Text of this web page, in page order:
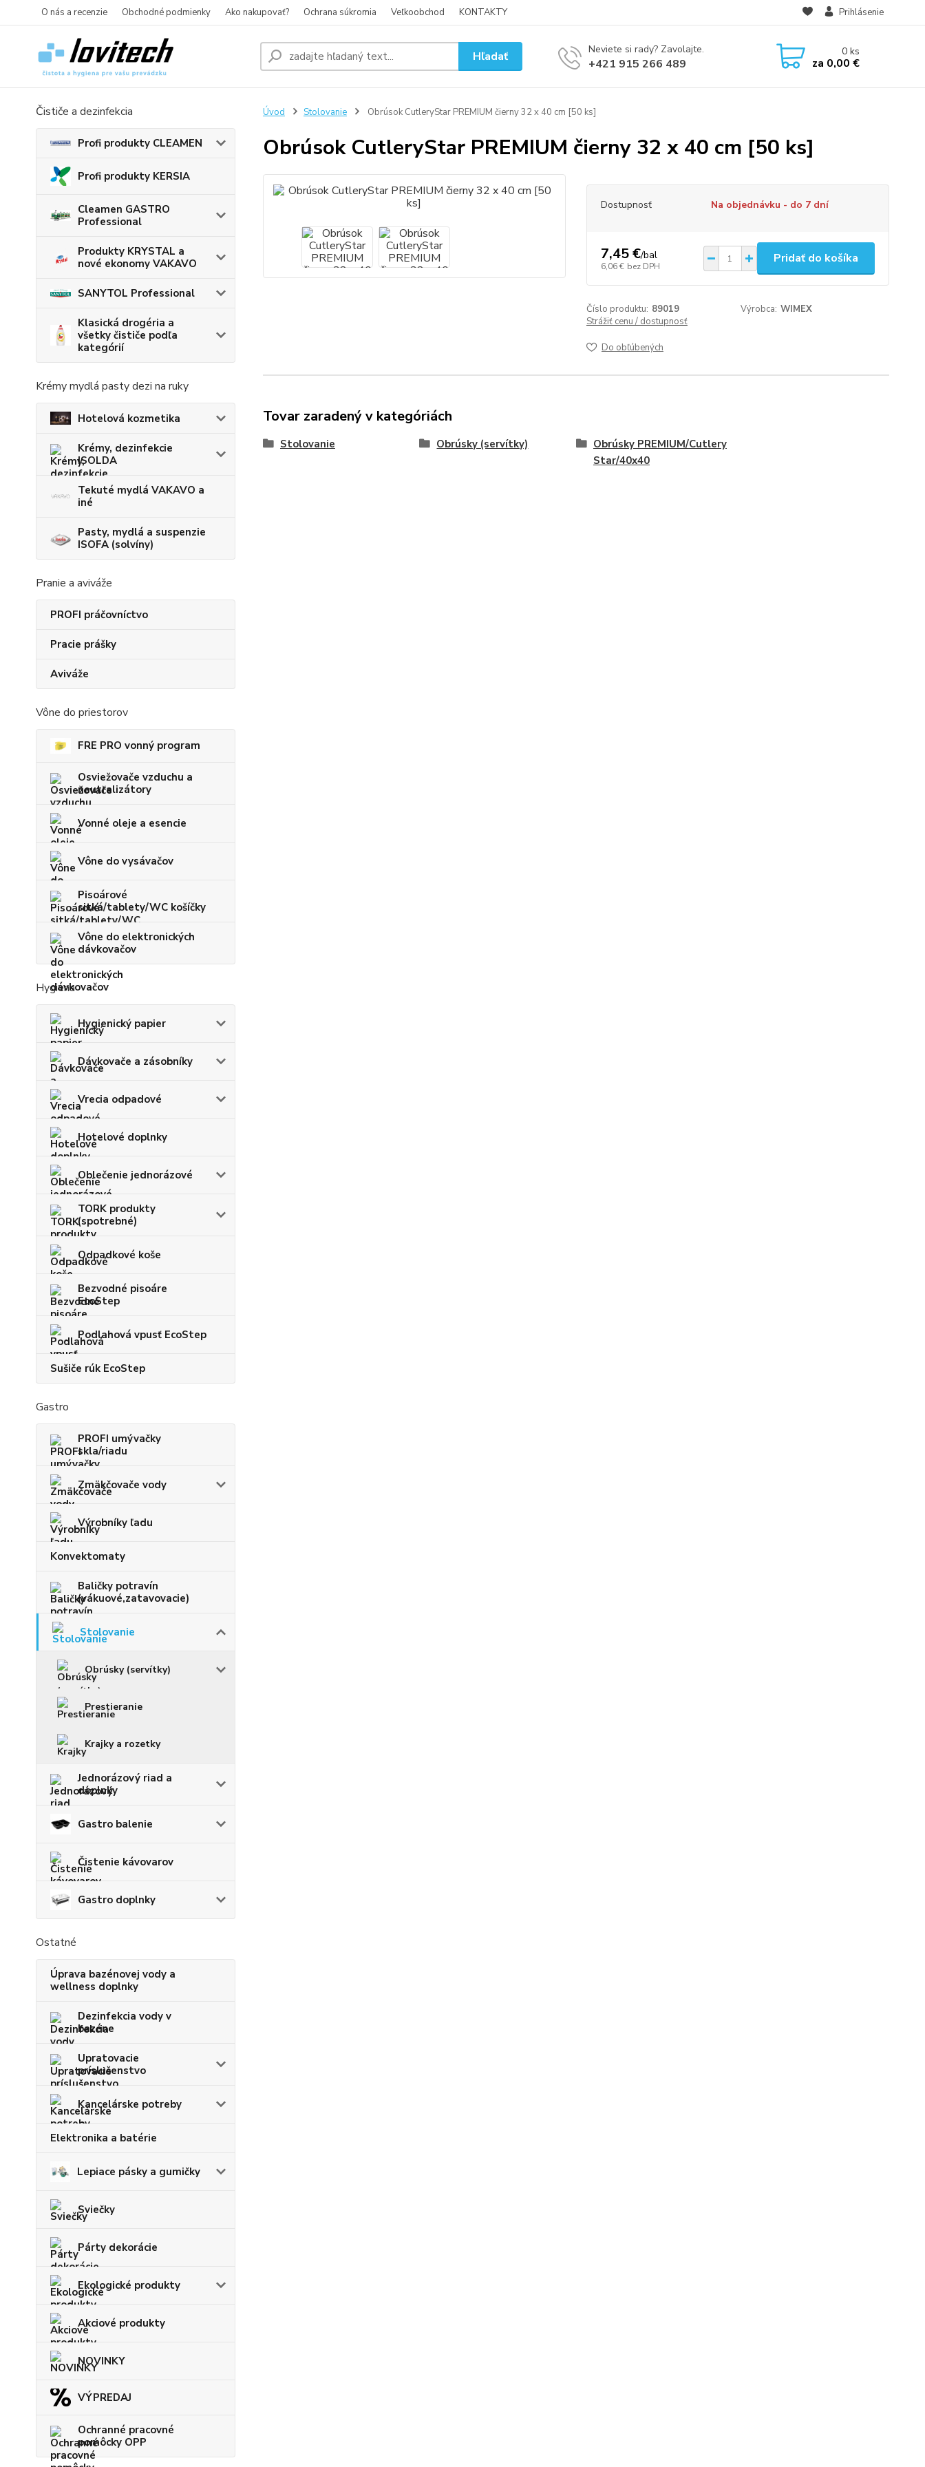
O nás a recenzie Obchodné podmienky Ako nakupovať? Ochrana súkromia Veľkoobchod KONTAKTY Prihlásenie
Hľadať Neviete si rady? Zavolajte.
+421 915 266 489
0ks
za 0,00 €
Čističe a dezinfekcia
Profi produkty CLEAMEN
Profi produkty KERSIA
Cleamen GASTRO
Professional
Produkty KRYSTAL a
nové ekonomy VAKAVO
SANYTOL Professional
Klasická drogéria a
všetky čističe podľa
kategórií
Krémy mydlá pasty dezi na ruky
Hotelová kozmetika
Krémy, dezinfekcie
ISOLDA
Tekuté mydlá VAKAVO a
iné
Pasty, mydlá a suspenzie
ISOFA (solvíny)
Pranie a aviváže
PROFI práčovníctvo
Pracie prášky
Aviváže
Vône do priestorov
FRE PRO vonný program
Osviežovače vzduchu a
neutralizátory
Vonné oleje a esencie
Vône do vysávačov
Pisoárové
sitká/tablety/WC košíčky
Vône do elektronických
dávkovačov
Hygiena
Hygienický papier
Dávkovače a zásobníky
Vrecia odpadové
Hotelové doplnky
Oblečenie jednorázové
TORK produkty
(spotrebné)
Odpadkové koše
Bezvodné pisoáre
EcoStep
Podlahová vpusť EcoStep
Sušiče rúk EcoStep
Gastro
PROFI umývačky
skla/riadu
Zmäkčovače vody
Výrobníky ľadu
Konvektomaty
Baličky potravín
(vákuové,zatavovacie)
Stolovanie
Obrúsky (servítky)
Prestieranie
Krajky a rozetky
Jednorázový riad a
doplnky
Gastro balenie
Čistenie kávovarov
Gastro doplnky
Ostatné
Úprava bazénovej vody a
wellness doplnky
Dezinfekcia vody v
bazéne
Upratovacie
príslušenstvo
Kancelárske potreby
Elektronika a batérie
Lepiace pásky a gumičky
Sviečky
Párty dekorácie
Ekologické produkty
Akciové produkty
NOVINKY
VÝPREDAJ
Ochranné pracovné
pomôcky OPP
Úvod Stolovanie Obrúsok CutleryStar PREMIUM čierny 32 x 40 cm [50 ks]
Obrúsok CutleryStar PREMIUM čierny 32 x 40 cm [50 ks]
Dostupnosť Na objednávku - do 7 dní
7,45 €/bal
6,06 € bez DPH
Pridať do košíka
Číslo produktu: 89019 Výrobca: WIMEX
Strážiť cenu / dostupnosť
Do obľúbených
Tovar zaradený v kategóriách
Stolovanie Obrúsky (servítky)
Obrúsky PREMIUM/Cutlery
Star/40x40